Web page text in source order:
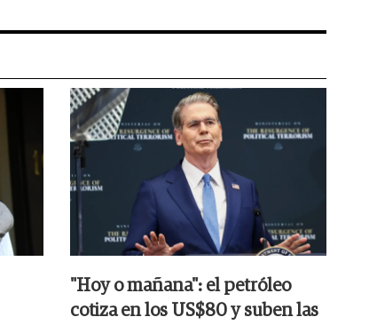
"Hoy o mañana": el petróleo
cotiza en los US$80 y suben las